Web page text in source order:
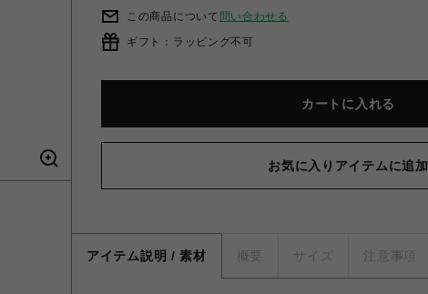
この商品について 問い合わせる
ギフト：ラッピング不可
カートに入れる
お気に入りアイテムに追加
アイテム説明 / 素材 概要 サイズ 注意事項